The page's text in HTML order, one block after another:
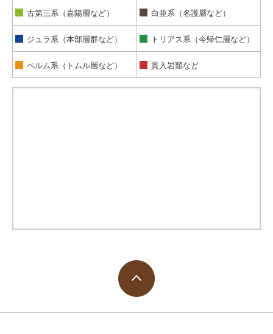
古第三系（嘉陽層など） 白亜系（名護層など）
ジュラ系（本部層群など） トリアス系（今帰仁層など）
ペルム系（トムル層など） 貫入岩類など